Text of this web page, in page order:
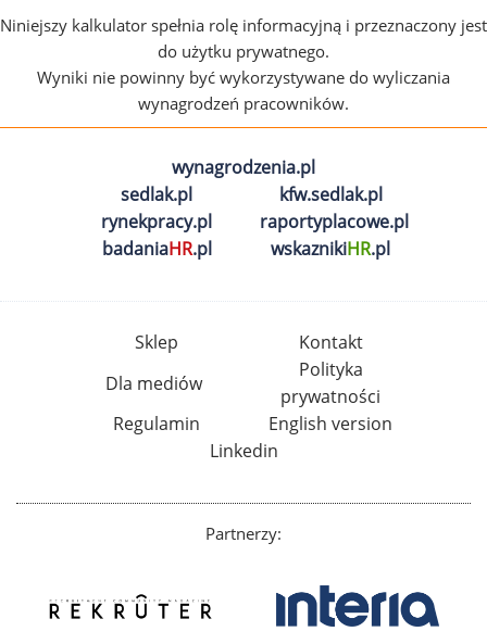
Niniejszy kalkulator spełnia rolę informacyjną i przeznaczony jest
do użytku prywatnego.
Wyniki nie powinny być wykorzystywane do wyliczania
wynagrodzeń pracowników.
wynagrodzenia.pl
sedlak.pl
kfw.sedlak.pl
rynekpracy.pl
raportyplacowe.pl
badaniaHR.pl wskaznikiHR.pl
Sklep
Kontakt
Dla mediów
Polityka
prywatności
Regulamin
English version
Linkedin
Partnerzy: